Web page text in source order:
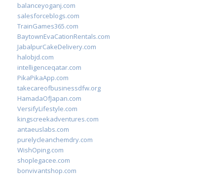
balanceyoganj.com
salesforceblogs.com
TrainGames365.com
BaytownEvaCationRentals.com
JabalpurCakeDelivery.com
halobjd.com
intelligenceqatar.com
PikaPikaApp.com
takecareofbusinessdfw.org
HamadaOfJapan.com
VersifyLifestyle.com
kingscreekadventures.com
antaeuslabs.com
purelycleanchemdry.com
WishOping.com
shoplegacee.com
bonvivantshop.com